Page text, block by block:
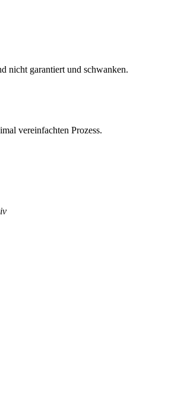
nicht garantiert und schwanken.
vereinfachten Prozess.